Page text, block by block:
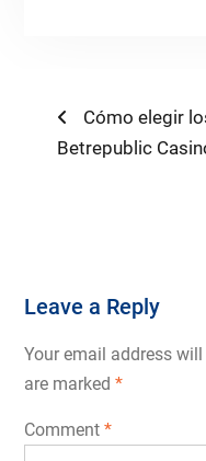
Post
navigation
Previous
post:
Cómo elegir
Betrepublic
Leave a Reply
Your email address
are marked *
Comment *